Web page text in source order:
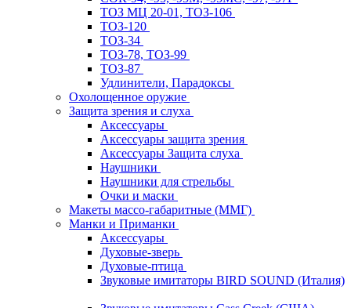
ТОЗ МЦ 20-01, ТОЗ-106
ТОЗ-120
ТОЗ-34
ТОЗ-78, ТОЗ-99
ТОЗ-87
Удлинители, Парадоксы
Охолощенное оружие
Защита зрения и слуха
Аксессуары
Аксессуары защита зрения
Аксессуары Защита слуха
Наушники
Наушники для стрельбы
Очки и маски
Макеты массо-габаритные (ММГ)
Манки и Приманки
Аксессуары
Духовые-зверь
Духовые-птица
Звуковые имитаторы BIRD SOUND (Италия)